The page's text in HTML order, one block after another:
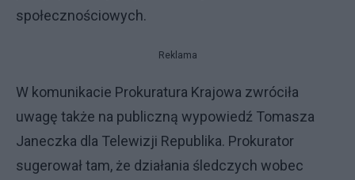
społecznościowych.
Reklama
W komunikacie Prokuratura Krajowa zwróciła
uwagę także na publiczną wypowiedź Tomasza
Janeczka dla Telewizji Republika. Prokurator
sugerował tam, że działania śledczych wobec